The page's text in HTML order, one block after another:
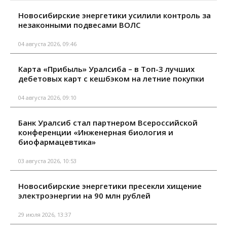
Новосибирские энергетики усилили контроль за
незаконными подвесами ВОЛС
04 августа 2026, 09:46
Карта «Прибыль» Уралсиба – в Топ-3 лучших
дебетовых карт с кешбэком на летние покупки
04 августа 2026, 09:10
Банк Уралсиб стал партнером Всероссийской
конференции «Инженерная биология и
биофармацевтика»
03 августа 2026, 10:53
Новосибирские энергетики пресекли хищение
электроэнергии на 90 млн рублей
29 июля 2026, 13:37